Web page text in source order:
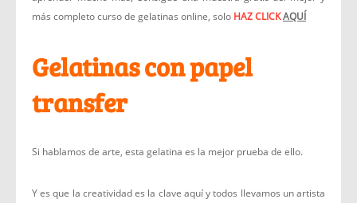
más completo curso de gelatinas online, solo HAZ CLICKAQUÍ
Gelatinas con papel
transfer
Si hablamos de arte, esta gelatina es la mejor prueba de ello.
Y es que la creatividad es la clave aquí y todos llevamos un artista